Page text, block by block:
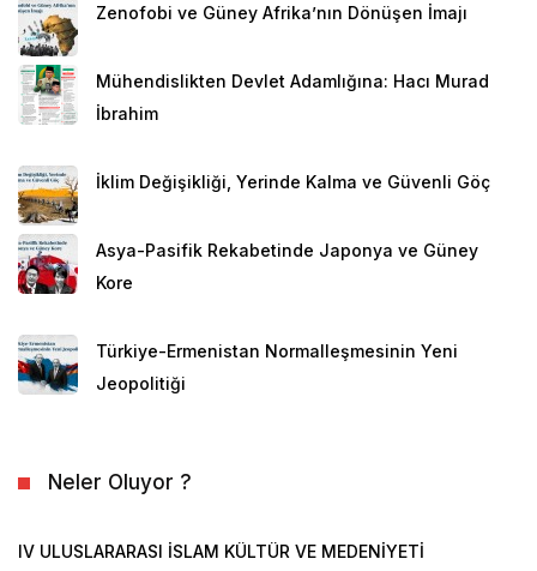
Zenofobi ve Güney Afrika’nın Dönüşen İmajı
Mühendislikten Devlet Adamlığına: Hacı Murad
İbrahim
İklim Değişikliği, Yerinde Kalma ve Güvenli Göç
Asya-Pasifik Rekabetinde Japonya ve Güney
Kore
Türkiye-Ermenistan Normalleşmesinin Yeni
Jeopolitiği
Neler Oluyor ?
IV ULUSLARARASI İSLAM KÜLTÜR VE MEDENİYETİ